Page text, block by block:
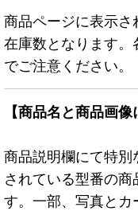
商品ページに表示
在庫数となります
でご注意ください。
【商品名と商品画像
商品説明欄にて特別
されている型番の商
す。一部、写真とカ